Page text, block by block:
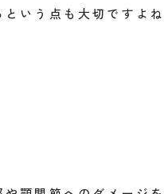
いう点も大切ですよね